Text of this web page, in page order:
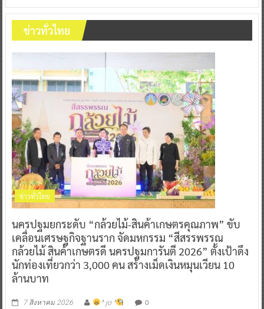
ข่าวทั่วไทย
ข่าวทั่วไทย
นครปฐมยกระดับ “กล้วยไม้-สินค้าเกษตรคุณภาพ” ขับ
เคลื่อนเศรษฐกิจฐานราก จัดมหกรรม “สีสรรพรรณ
กล้วยไม้ สินค้าเกษตรดี นครปฐมการันตี 2026” ตั้งเป้าดึง
นักท่องเที่ยวกว่า 3,000 คน สร้างเม็ดเงินหมุนเวียน 10
ล้านบาท
7 สิงหาคม 2026 ^ jo ^ 0